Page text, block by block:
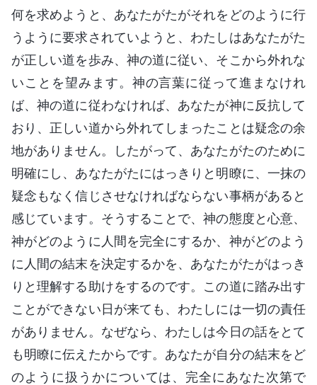
何を求めようと、あなたがたがそれをどのように行
うように要求されていようと、わたしはあなたがた
が正しい道を歩み、神の道に従い、そこから外れな
いことを望みます。神の言葉に従って進まなけれ
ば、神の道に従わなければ、あなたが神に反抗して
おり、正しい道から外れてしまったことは疑念の余
地がありません。したがって、あなたがたのために
明確にし、あなたがたにはっきりと明瞭に、一抹の
疑念もなく信じさせなければならない事柄があると
感じています。そうすることで、神の態度と心意、
神がどのように人間を完全にするか、神がどのよう
に人間の結末を決定するかを、あなたがたがはっき
りと理解する助けをするのです。この道に踏み出す
ことができない日が来ても、わたしには一切の責任
がありません。なぜなら、わたしは今日の話をとて
も明瞭に伝えたからです。あなたが自分の結末をど
のように扱うかについては、完全にあなた次第で